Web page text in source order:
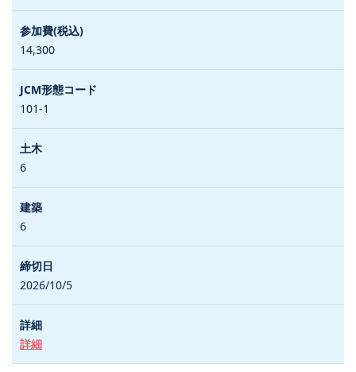
14,300
101-1
6
6
2026/10/5
詳細